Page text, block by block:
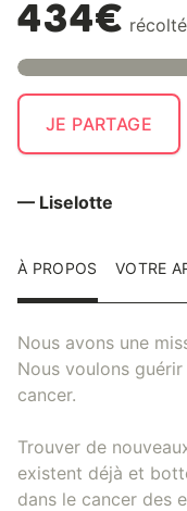
434€
JE PARTAGE
— Liselotte
À PROPOS VOTRE
Nous avons une
Nous voulons
cancer.
Trouver de
existent déjà et
dans le cancer des